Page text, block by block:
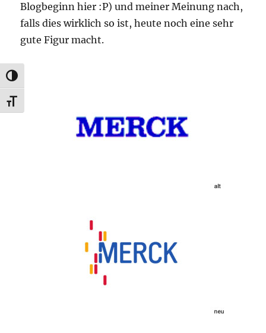
UMSCHALTEN AUF HOHE KONTRASTE
SCHRIFT VERGRÖSSERN
Blogbeginn hier :P) und meiner Meinung nach,
falls dies wirklich so ist, heute noch eine sehr
gute Figur macht.